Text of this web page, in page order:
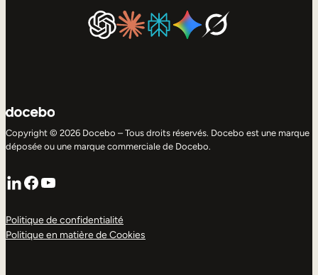
Copyright © 2026 Docebo – Tous droits réservés. Docebo est une marque
déposée ou une marque commerciale de Docebo.
LinkedIn
Facebook
YouTube
Politique de confidentialité
Politique en matière de Cookies